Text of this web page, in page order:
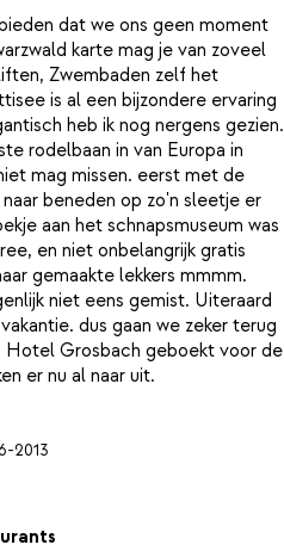
dat we ons geen moment
karte mag je van zoveel
Zwembaden zelf het
is al een bijzondere ervaring
heb ik nog nergens gezien.
rodelbaan in van Europa in
mag missen. eerst met de
beneden op zo'n sleetje er
aan het schnapsmuseum was
en niet onbelangrijk gratis
gemaakte lekkers mmmm.
niet eens gemist. Uiteraard
dus gaan we zeker terug
Hotel Grosbach geboekt voor de
2013